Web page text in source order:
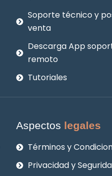
Soporte técnico y
venta
Descarga App
remoto
Tutoriales
Aspectos legales
Términos y
Privacidad y